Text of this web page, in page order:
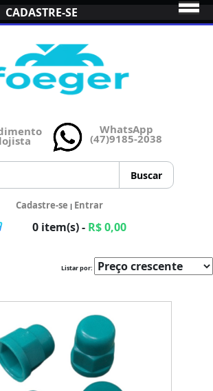
CADASTRE-SE
WhatsApp
(47)9185-2038
Cadastre-se | Entrar
0 item(s) - R$ 0,00
Listar por: